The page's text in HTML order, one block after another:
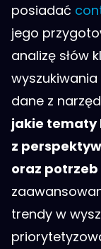
posiadać
jego
analizę słów
dane z
jakie tematy
z
oraz
trendy w